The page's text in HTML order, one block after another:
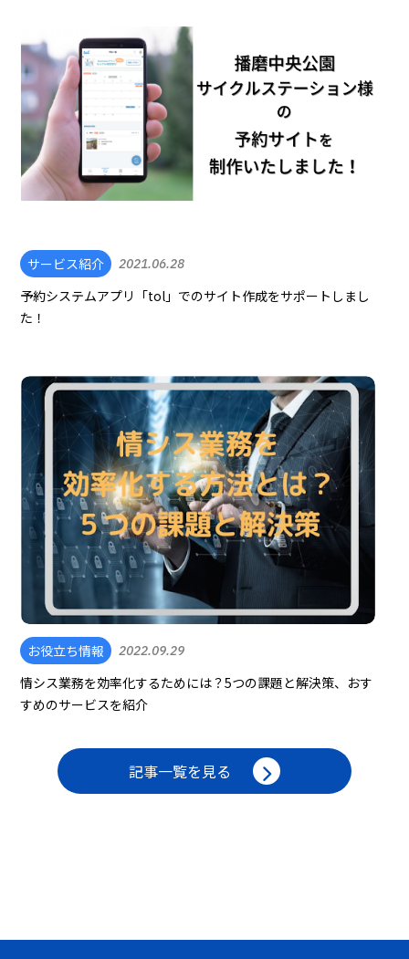
サービス紹介 2021.06.28
予約システムアプリ「tol」でのサイト作成をサポートしまし
た！
お役立ち情報 2022.09.29
情シス業務を効率化するためには？5つの課題と解決策、おす
すめのサービスを紹介
記事一覧を見る